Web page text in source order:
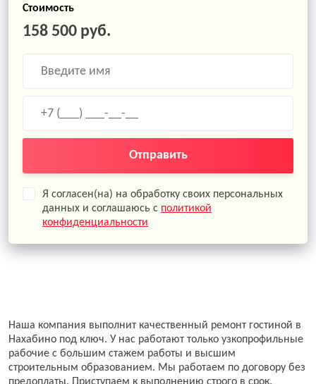
Стоимость
158 500 руб.
Отправить
Я согласен(на) на обработку своих персональных
данных и соглашаюсь с политикой
конфиденциальности
Наша компания выполнит качественный ремонт гостиной в
Нахабино под ключ. У нас работают только узкопрофильные
рабочие с большим стажем работы и высшим
строительным образованием. Мы работаем по договору без